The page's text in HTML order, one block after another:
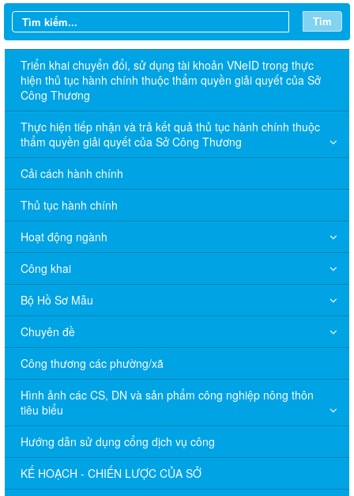
Tìm
Triển khai chuyển đổi, sử dụng tài khoản VNeID trong thực
hiện thủ tục hành chính thuộc thẩm quyền giải quyết của Sở
Công Thương
Thực hiện tiếp nhận và trả kết quả thủ tục hành chính thuộc
thẩm quyền giải quyết của Sở Công Thương
Cải cách hành chính
Thủ tục hành chính
Hoạt động ngành
Công khai
Bộ Hồ Sơ Mẫu
Chuyên đề
Công thương các phường/xã
Hình ảnh các CS, DN và sản phẩm công nghiệp nông thôn
tiêu biểu
Hướng dẫn sử dụng cổng dịch vụ công
KẾ HOẠCH - CHIẾN LƯỢC CỦA SỞ